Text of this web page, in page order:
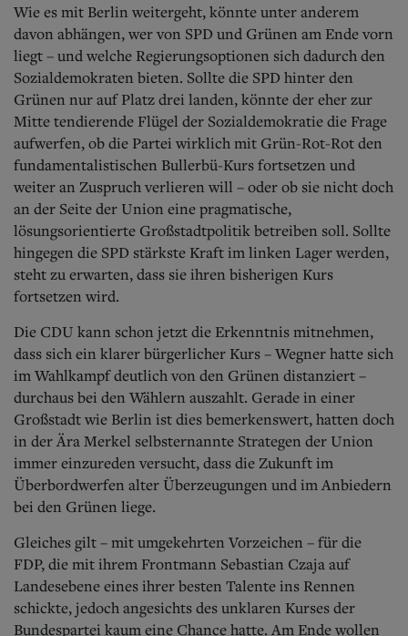
Wie es mit Berlin weitergeht, könnte unter anderem
davon abhängen, wer von SPD und Grünen am Ende vorn
liegt – und welche Regierungsoptionen sich dadurch den
Sozialdemokraten bieten. Sollte die SPD hinter den
Grünen nur auf Platz drei landen, könnte der eher zur
Mitte tendierende Flügel der Sozialdemokratie die Frage
aufwerfen, ob die Partei wirklich mit Grün-Rot-Rot den
fundamentalistischen Bullerbü-Kurs fortsetzen und
weiter an Zuspruch verlieren will – oder ob sie nicht doch
an der Seite der Union eine pragmatische,
lösungsorientierte Großstadtpolitik betreiben soll. Sollte
hingegen die SPD stärkste Kraft im linken Lager werden,
steht zu erwarten, dass sie ihren bisherigen Kurs
fortsetzen wird.
Die CDU kann schon jetzt die Erkenntnis mitnehmen,
dass sich ein klarer bürgerlicher Kurs – Wegner hatte sich
im Wahlkampf deutlich von den Grünen distanziert –
durchaus bei den Wählern auszahlt. Gerade in einer
Großstadt wie Berlin ist dies bemerkenswert, hatten doch
in der Ära Merkel selbsternannte Strategen der Union
immer einzureden versucht, dass die Zukunft im
Überbordwerfen alter Überzeugungen und im Anbiedern
bei den Grünen liege.
Gleiches gilt – mit umgekehrten Vorzeichen – für die
FDP, die mit ihrem Frontmann Sebastian Czaja auf
Landesebene eines ihrer besten Talente ins Rennen
schickte, jedoch angesichts des unklaren Kurses der
Bundespartei kaum eine Chance hatte. Am Ende wollen